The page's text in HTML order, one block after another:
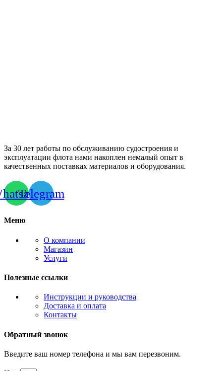
За 30 лет работы по обслуживанию судостроения и
эксплуатации флота нами накоплен немалый опыт в
качественных поставках материалов и оборудования.
Telegram
Меню
О компании
Магазин
Услуги
Полезные ссылки
Инструкции и руководства
Доставка и оплата
Контакты
Обратный звонок
Введите ваш номер телефона и мы вам перезвоним.